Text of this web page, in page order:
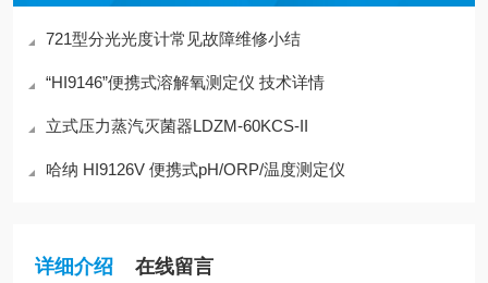
721型分光光度计常见故障维修小结
“HI9146”便携式溶解氧测定仪 技术详情
立式压力蒸汽灭菌器LDZM-60KCS-II
哈纳 HI9126V 便携式pH/ORP/温度测定仪
详细介绍 在线留言